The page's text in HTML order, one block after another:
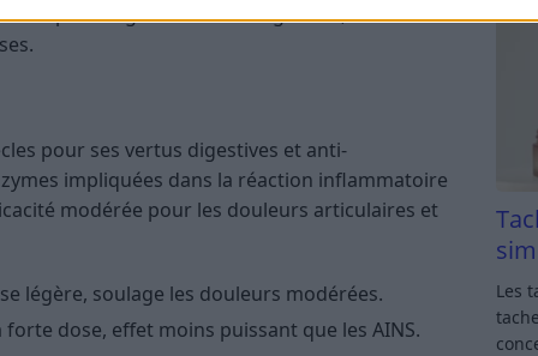
une prise régulière et au long cours, attention
pour ses vertus digestives et anti-
impliquées dans la réaction inflammatoire
modérée pour les douleurs articulaires et
légère, soulage les douleurs modérées.
dose, effet moins puissant que les AINS.
Les